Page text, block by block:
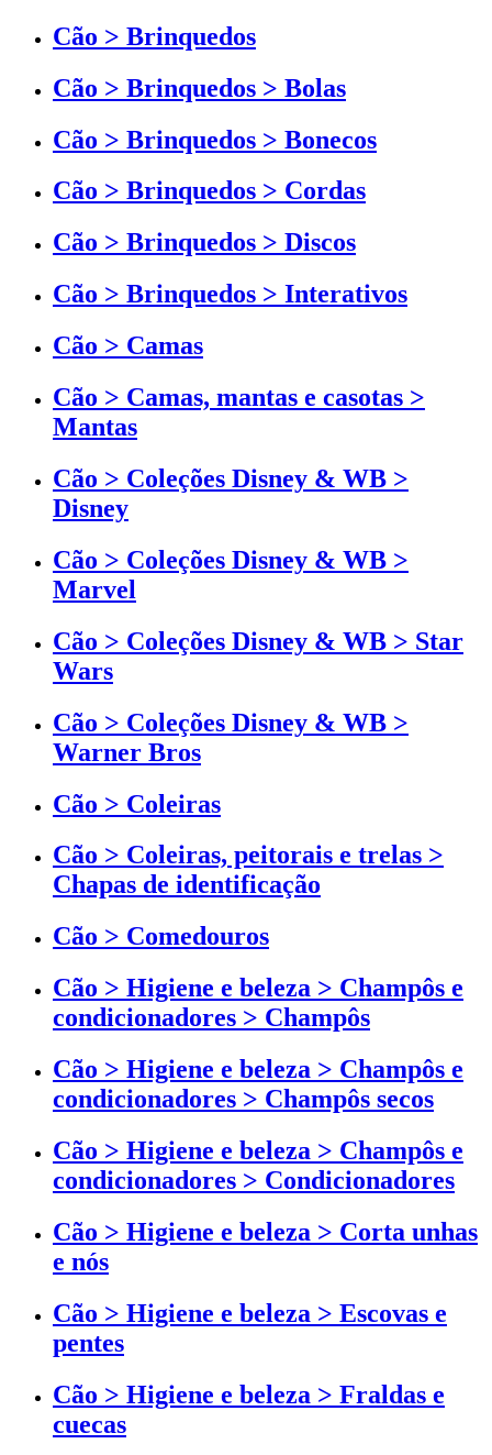
Cão > Brinquedos
Cão > Brinquedos > Bolas
Cão > Brinquedos > Bonecos
Cão > Brinquedos > Cordas
Cão > Brinquedos > Discos
Cão > Brinquedos > Interativos
Cão > Camas
Cão > Camas, mantas e casotas >
Mantas
Cão > Coleções Disney & WB >
Disney
Cão > Coleções Disney & WB >
Marvel
Cão > Coleções Disney & WB > Star
Wars
Cão > Coleções Disney & WB >
Warner Bros
Cão > Coleiras
Cão > Coleiras, peitorais e trelas >
Chapas de identificação
Cão > Comedouros
Cão > Higiene e beleza > Champôs e
condicionadores > Champôs
Cão > Higiene e beleza > Champôs e
condicionadores > Champôs secos
Cão > Higiene e beleza > Champôs e
condicionadores > Condicionadores
Cão > Higiene e beleza > Corta unhas
e nós
Cão > Higiene e beleza > Escovas e
pentes
Cão > Higiene e beleza > Fraldas e
cuecas